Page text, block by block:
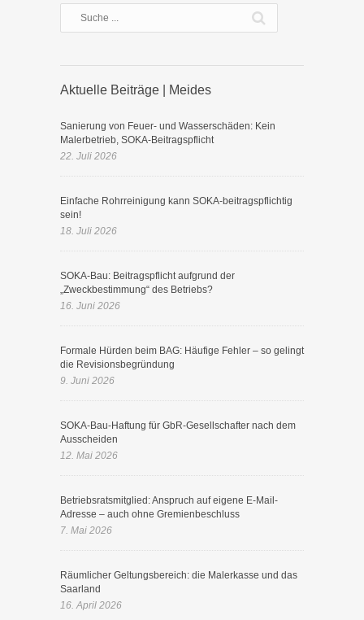
Aktuelle Beiträge | Meides
Sanierung von Feuer- und Wasserschäden: Kein
Malerbetrieb, SOKA-Beitragspflicht
22. Juli 2026
Einfache Rohrreinigung kann SOKA-beitragspflichtig
sein!
18. Juli 2026
SOKA-Bau: Beitragspflicht aufgrund der
„Zweckbestimmung“ des Betriebs?
16. Juni 2026
Formale Hürden beim BAG: Häufige Fehler – so gelingt
die Revisionsbegründung
9. Juni 2026
SOKA-Bau-Haftung für GbR-Gesellschafter nach dem
Ausscheiden
12. Mai 2026
Betriebsratsmitglied: Anspruch auf eigene E-Mail-
Adresse – auch ohne Gremienbeschluss
7. Mai 2026
Räumlicher Geltungsbereich: die Malerkasse und das
Saarland
16. April 2026